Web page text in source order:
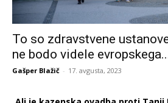
To so zdravstvene
ne bodo videle
Gašper Blažič - 17. avgusta, 2023